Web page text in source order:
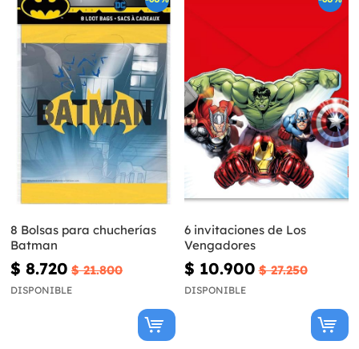
8 Bolsas para chucherías
Batman
$ 8.720 $ 21.800
DISPONIBLE
6 invitaciones de Los
Vengadores
$ 10.900 $ 27.250
DISPONIBLE